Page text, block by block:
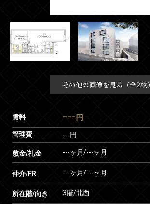
その他の画像を見る（全2枚）
賃料 --- 円
管理費 ---円
敷金/礼金 ---ヶ月/---ヶ月
仲介/FR ---ヶ月/---ヶ月
所在階/向き 3階/北西